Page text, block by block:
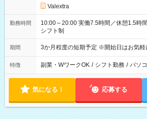
Valextra
勤務時間
10:00～20:00 実働7.5時間／休憩1.5時間 営業時間に合わせた
シフト制
期間 3か月程度の短期予定 ※開始日はお気軽
特徴 副業・WワークOK / シフト勤務 / パソ
気になる！ 応募する